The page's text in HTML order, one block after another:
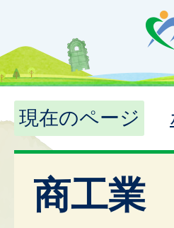
現在のページ
商工業